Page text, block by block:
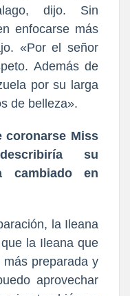
dijo. Sin
enfocarse más
«Por el señor
Además de
por su larga
de belleza».
coronarse Miss
su
cambiado en
la Ileana
la Ileana que
preparada y
aprovechar